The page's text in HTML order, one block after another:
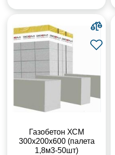
Газобетон ХСМ
300x200x600 (палета
1,8м3-50шт)